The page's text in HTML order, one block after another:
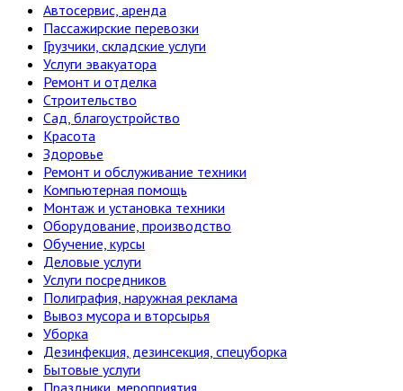
Автосервис, аренда
Пассажирские перевозки
Грузчики, складские услуги
Услуги эвакуатора
Ремонт и отделка
Строительство
Сад, благоустройство
Красота
Здоровье
Ремонт и обслуживание техники
Компьютерная помощь
Монтаж и установка техники
Оборудование, производство
Обучение, курсы
Деловые услуги
Услуги посредников
Полиграфия, наружная реклама
Вывоз мусора и вторсырья
Уборка
Дезинфекция, дезинсекция, спецуборка
Бытовые услуги